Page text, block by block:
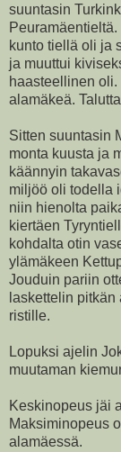
suuntasin
kunto tiellä oli ja
ja muuttui
haasteellinen
alamäkeä.
Sitten suuntasin
monta kuusta ja
käännyin
miljöö oli todella
niin hienolta
kiertäen
kohdalta otin
ylämäkeen
Jouduin pariin
laskettelin
ristille.
Lopuksi ajelin
muutaman
Keskinopeus jäi
Maksiminopeus
alamäessä.